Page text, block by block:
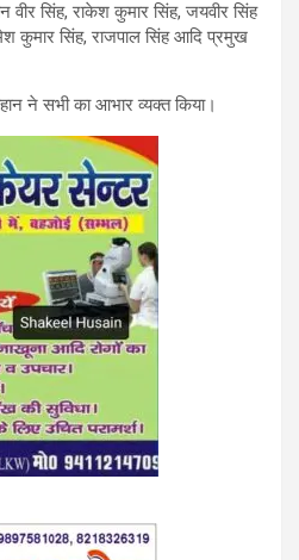
सिंह, राकेश कुमार सिंह, जयवीर सिंह
कुमार सिंह, राजपाल सिंह आदि प्रमुख
ने सभी का आभार व्यक्त किया।